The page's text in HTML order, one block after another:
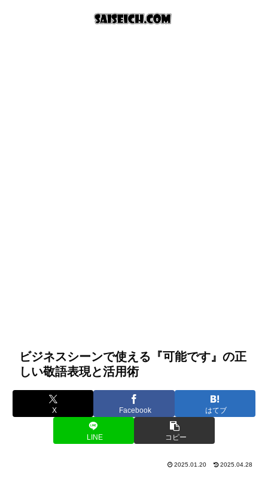
ビジネスシーンで使える『可能です』の正
しい敬語表現と活用術
X Facebook はてブ
LINE コピー
2025.01.20 2025.04.28